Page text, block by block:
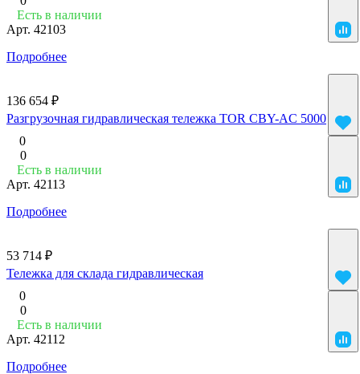
Есть в наличии
Арт. 42103
Подробнее
136 654 ₽
Разгрузочная гидравлическая тележка TOR CBY-AC 5000
0
0
Есть в наличии
Арт. 42113
Подробнее
53 714 ₽
Тележка для склада гидравлическая
0
0
Есть в наличии
Арт. 42112
Подробнее